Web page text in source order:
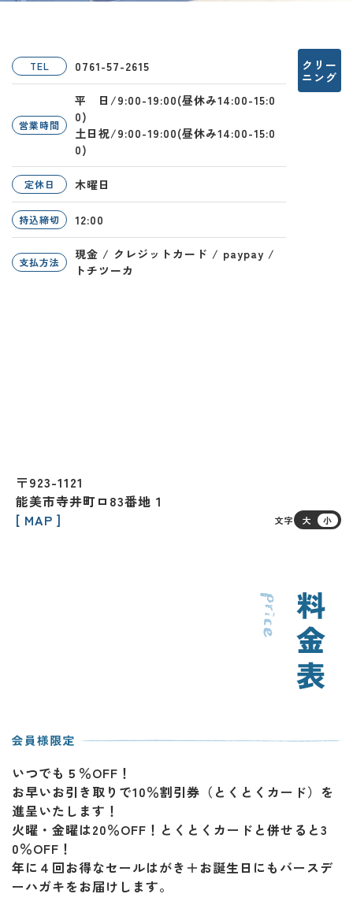
TEL 0761-57-2615
営業時間
平 日/9:00-19:00(昼休み14:00-15:0
0)
土日祝/9:00-19:00(昼休み14:00-15:0
0)
定休日 木曜日
持込締切 12:00
支払方法
現金 / クレジットカード / paypay /
トチツーカ
クリー
ニング
〒923-1121
能美市寺井町ロ83番地１
[ MAP ]
文字 大 小
いつでも５％OFF！
お早いお引き取りで10％割引券（とくとくカード）を
進呈いたします！
火曜・金曜は20％OFF！とくとくカードと併せると3
0％OFF！
年に４回お得なセールはがき＋お誕生日にもバースデ
ーハガキをお届けします。